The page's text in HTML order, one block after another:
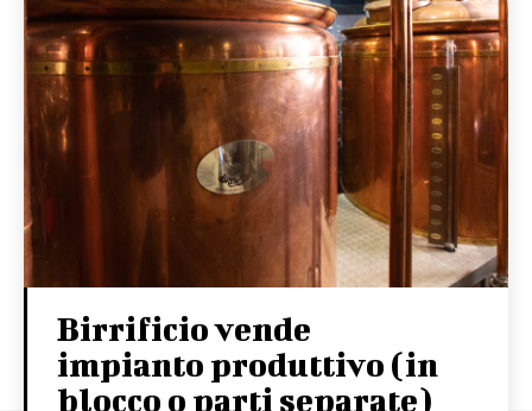
Birrificio vende
impianto produttivo (in
blocco o parti separate)